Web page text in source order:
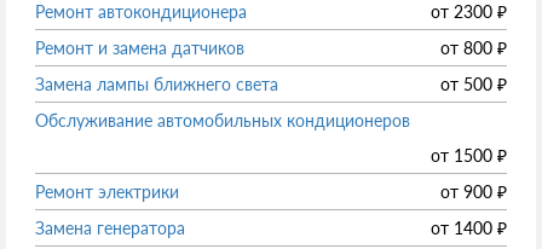
Ремонт автокондиционера
от 2300 ₽
Ремонт и замена датчиков
от 800 ₽
Замена лампы ближнего света
от 500 ₽
Обслуживание автомобильных кондиционеров
от 1500 ₽
Ремонт электрики
от 900 ₽
Замена генератора
от 1400 ₽